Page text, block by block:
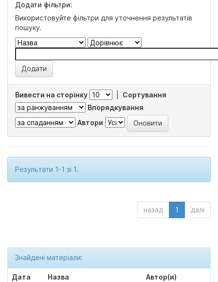
Додати фільтри:
Використовуйте фільтри для уточнення результатів
пошуку.
Вивести на сторінку
Сортування
Впорядкування
Автори
Результати 1-1 зі 1.
назад 1 далі
Знайдені матеріали:
Дата
Назва Автор(и)